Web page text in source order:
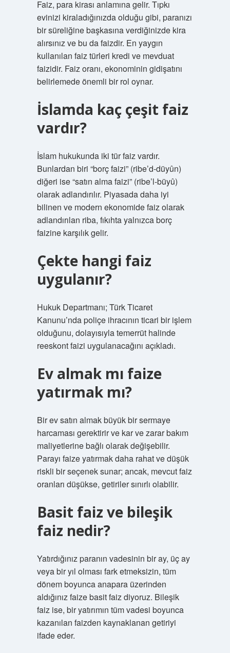
Faiz, para kirası anlamına gelir. Tıpkı
evinizi kiraladığınızda olduğu gibi, paranızı
bir süreliğine başkasına verdiğinizde kira
alırsınız ve bu da faizdir. En yaygın
kullanılan faiz türleri kredi ve mevduat
faizidir. Faiz oranı, ekonominin gidişatını
belirlemede önemli bir rol oynar.
İslamda kaç çeşit faiz
vardır?
İslam hukukunda iki tür faiz vardır.
Bunlardan biri “borç faizi” (ribe’d-düyûn)
diğeri ise “satın alma faizi” (ribe’l-büyû)
olarak adlandırılır. Piyasada daha iyi
bilinen ve modern ekonomide faiz olarak
adlandırılan riba, fıkıhta yalnızca borç
faizine karşılık gelir.
Çekte hangi faiz
uygulanır?
Hukuk Departmanı; Türk Ticaret
Kanunu’nda poliçe ihracının ticari bir işlem
olduğunu, dolayısıyla temerrüt halinde
reeskont faizi uygulanacağını açıkladı.
Ev almak mı faize
yatırmak mı?
Bir ev satın almak büyük bir sermaye
harcaması gerektirir ve kar ve zarar bakım
maliyetlerine bağlı olarak değişebilir.
Parayı faize yatırmak daha rahat ve düşük
riskli bir seçenek sunar; ancak, mevcut faiz
oranları düşükse, getiriler sınırlı olabilir.
Basit faiz ve bileşik
faiz nedir?
Yatırdığınız paranın vadesinin bir ay, üç ay
veya bir yıl olması fark etmeksizin, tüm
dönem boyunca anapara üzerinden
aldığınız faize basit faiz diyoruz. Bileşik
faiz ise, bir yatırımın tüm vadesi boyunca
kazanılan faizden kaynaklanan getiriyi
ifade eder.